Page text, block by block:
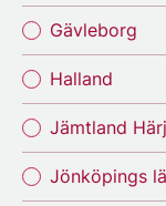
Gävleborg
Halland
Jämtland
Jönköpings